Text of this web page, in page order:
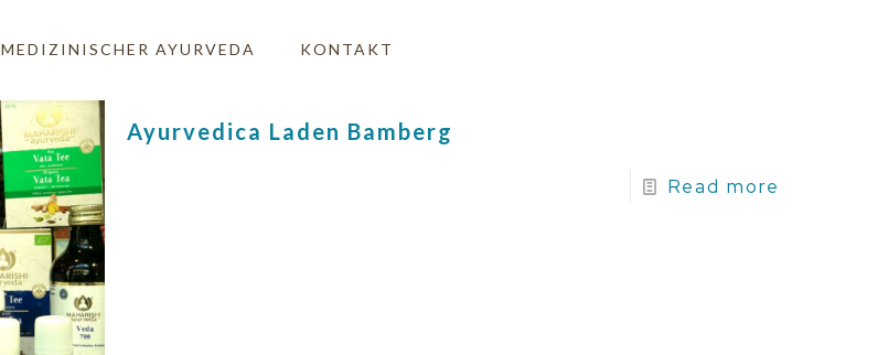
MEDIZINISCHER AYURVEDA KONTAKT
Ayurvedica Laden Bamberg
Read more